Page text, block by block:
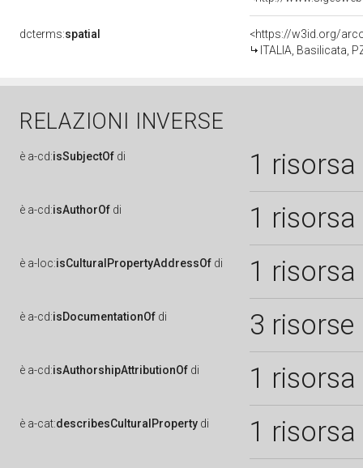
dcterms:spatial
<https://w3id.org/
ITALIA, Basilicata,
RELAZIONI INVERSE
è a-cd:isSubjectOf di 1 risorsa
è a-cd:isAuthorOf di 1 risorsa
è a-loc:isCulturalPropertyAddressOf di 1 risorsa
è a-cd:isDocumentationOf di 3 risorse
è a-cd:isAuthorshipAttributionOf di 1 risorsa
è a-cat:describesCulturalProperty di 1 risorsa